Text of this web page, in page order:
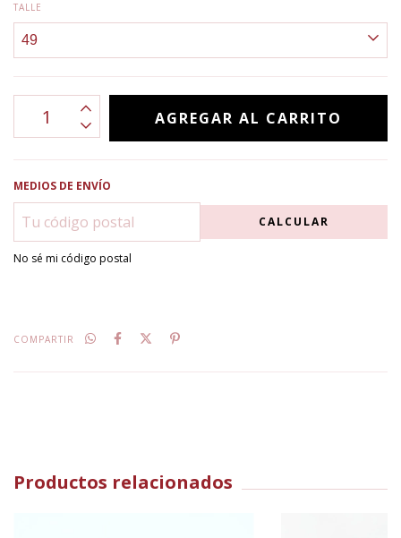
TALLE
MEDIOS DE ENVÍO
CALCULAR
No sé mi código postal
COMPARTIR
Productos relacionados